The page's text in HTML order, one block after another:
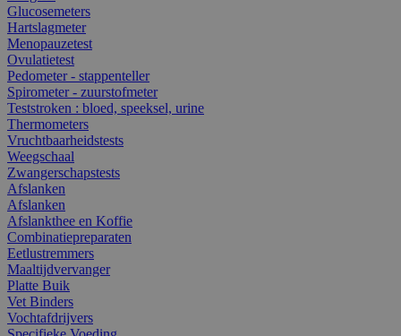
Glucosemeters
Hartslagmeter
Menopauzetest
Ovulatietest
Pedometer - stappenteller
Spirometer - zuurstofmeter
Teststroken : bloed, speeksel, urine
Thermometers
Vruchtbaarheidstests
Weegschaal
Zwangerschapstests
Afslanken
Afslanken
Afslankthee en Koffie
Combinatiepreparaten
Eetlustremmers
Maaltijdvervanger
Platte Buik
Vet Binders
Vochtafdrijvers